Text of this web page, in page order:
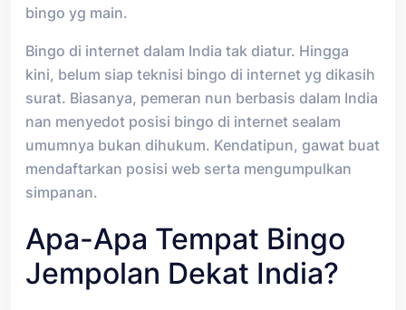
bingo yg main.
Bingo di internet dalam India tak diatur. Hingga
kini, belum siap teknisi bingo di internet yg dikasih
surat. Biasanya, pemeran nun berbasis dalam India
nan menyedot posisi bingo di internet sealam
umumnya bukan dihukum. Kendatipun, gawat buat
mendaftarkan posisi web serta mengumpulkan
simpanan.
Apa-Apa Tempat Bingo
Jempolan Dekat India?